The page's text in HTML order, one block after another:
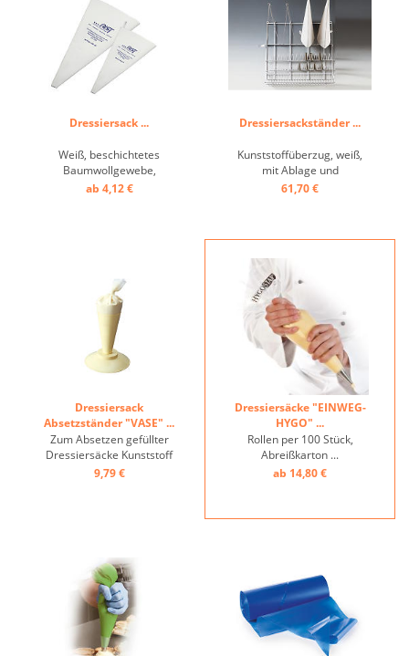
Dressiersack ...
Weiß, beschichtetes
Baumwollgewebe,
verschweißt, mit Aufhänger
ab 4,12 €
Dressiersackständer ...
Kunststoffüberzug, weiß,
mit Ablage und
Wandhänger, praktische
61,70 €
Dressiersack
Absetzständer "VASE" ...
Zum Absetzen gefüllter
Dressiersäcke Kunststoff
creme ...
9,79 €
Dressiersäcke "EINWEG-
HYGO" ...
Rollen per 100 Stück,
Abreißkarton ...
ab 14,80 €